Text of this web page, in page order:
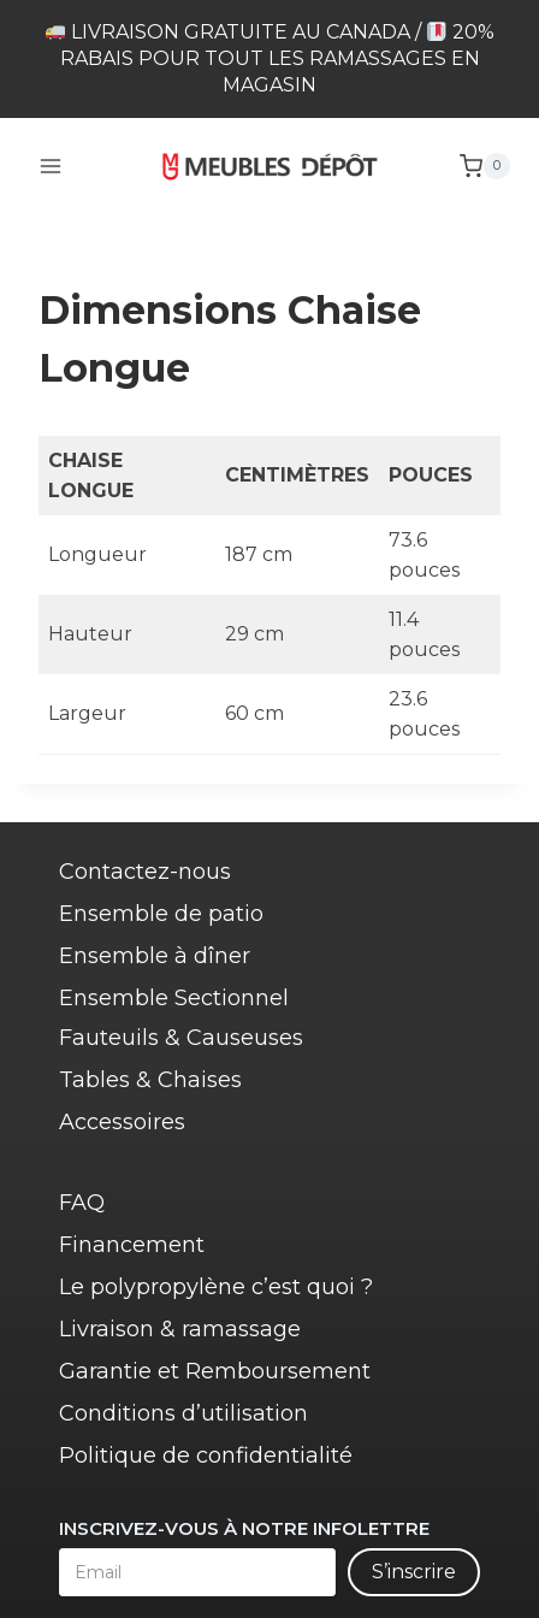
LIVRAISON GRATUITE AU CANADA /
20%
RABAIS POUR TOUT LES RAMASSAGES EN
MAGASIN
0
Dimensions Chaise
Longue
CHAISE
LONGUE
CENTIMÈTRES POUCES
Longueur 187 cm
73.6
pouces
Hauteur 29 cm
11.4
pouces
Largeur 60 cm
23.6
pouces
Contactez-nous
Ensemble de patio
Ensemble à dîner
Ensemble Sectionnel
Fauteuils & Causeuses
Tables & Chaises
Accessoires
FAQ
Financement
Le polypropylène c’est quoi ?
Livraison & ramassage
Garantie et Remboursement
Conditions d’utilisation
Politique de confidentialité
INSCRIVEZ-VOUS À NOTRE INFOLETTRE
S’inscrire